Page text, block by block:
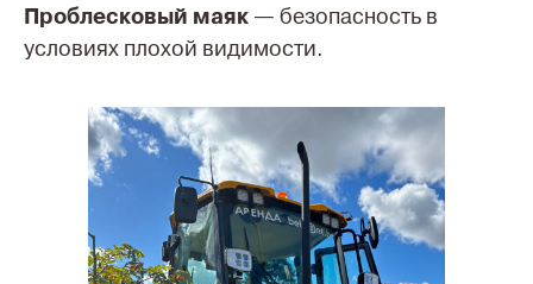
Проблесковый маяк — безопасность в
условиях плохой видимости.